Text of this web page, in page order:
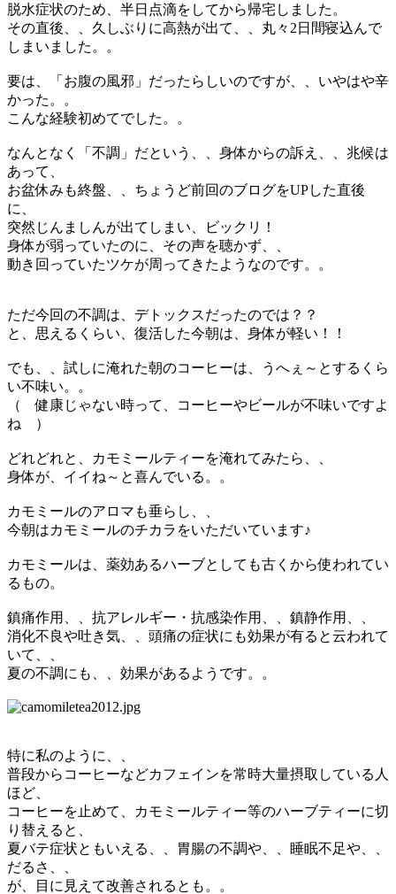
脱水症状のため、半日点滴をしてから帰宅しました。
その直後、、久しぶりに高熱が出て、、丸々2日間寝込んで
しまいました。。
要は、「お腹の風邪」だったらしいのですが、、いやはや辛
かった。。
こんな経験初めてでした。。
なんとなく「不調」だという、、身体からの訴え、、兆候は
あって、
お盆休みも終盤、、ちょうど前回のブログをUPした直後
に、
突然じんましんが出てしまい、ビックリ！
身体が弱っていたのに、その声を聴かず、、
動き回っていたツケが周ってきたようなのです。。
ただ今回の不調は、デトックスだったのでは？？
と、思えるくらい、復活した今朝は、身体が軽い！！
でも、、試しに淹れた朝のコーヒーは、うへぇ～とするくら
い不味い。。
（ 健康じゃない時って、コーヒーやビールが不味いですよ
ね ）
どれどれと、カモミールティーを淹れてみたら、、
身体が、イイね～と喜んでいる。。
カモミールのアロマも垂らし、、
今朝はカモミールのチカラをいただいています♪
カモミールは、薬効あるハーブとしても古くから使われてい
るもの。
鎮痛作用、、抗アレルギー・抗感染作用、、鎮静作用、、
消化不良や吐き気、、頭痛の症状にも効果が有ると云われて
いて、、
夏の不調にも、、効果があるようです。。
特に私のように、、
普段からコーヒーなどカフェインを常時大量摂取している人
ほど、
コーヒーを止めて、カモミールティー等のハーブティーに切
り替えると、
夏バテ症状ともいえる、、胃腸の不調や、、睡眠不足や、、
だるさ、、
が、目に見えて改善されるとも。。